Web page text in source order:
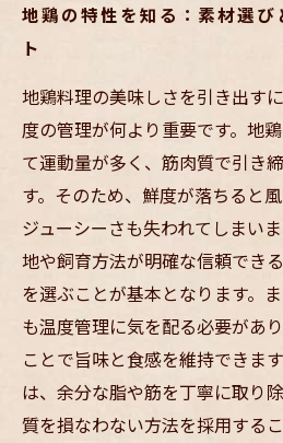
ニュー作りの極意
顧客満足度向上の秘策
地鶏の特性を知る：素材選
ト
地鶏料理の美味しさを引き出す
度の管理が何より重要です。地
て運動量が多く、筋肉質で引き
す。そのため、鮮度が落ちると
ジューシーさも失われてしまい
地や飼育方法が明確な信頼でき
を選ぶことが基本となります。
も温度管理に気を配る必要があ
ことで旨味と食感を維持できま
は、余分な脂や筋を丁寧に取り
質を損なわない方法を採用する